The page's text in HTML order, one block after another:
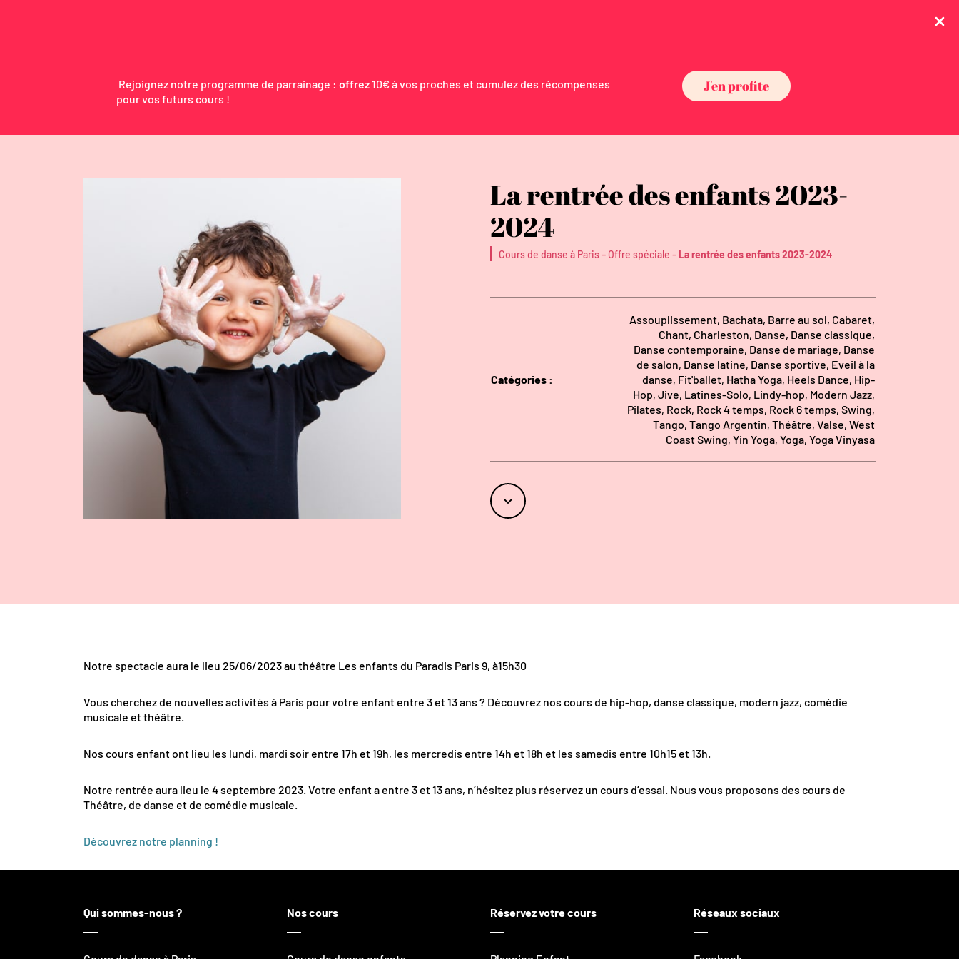
Rejoignez notre programme de parrainage : offrez10€ à vos proches et cumulez des récompenses
pour vos futurs cours !
J'en profite
La rentrée des enfants 2023-
2024
Cours de danse à Paris- Offre spéciale - La rentrée des enfants 2023-2024
Catégories :
Assouplissement, Bachata, Barre au sol, Cabaret,
Chant, Charleston, Danse, Danse classique,
Danse contemporaine, Danse de mariage, Danse
de salon, Danse latine, Danse sportive, Eveil à la
danse, Fit'ballet, Hatha Yoga, Heels Dance, Hip-
Hop, Jive, Latines-Solo, Lindy-hop, Modern Jazz,
Pilates, Rock, Rock 4 temps, Rock 6 temps, Swing,
Tango, Tango Argentin, Théâtre, Valse, West
Coast Swing, Yin Yoga, Yoga, Yoga Vinyasa
Notre spectacle aura le lieu 25/06/2023 au théâtre Les enfants du Paradis Paris 9, à15h30
Vous cherchez de nouvelles activités à Paris pour votre enfant entre 3 et 13 ans ? Découvrez nos cours de hip-hop, danse classique, modern jazz, comédie
musicale et théâtre.
Nos cours enfant ont lieu les lundi, mardi soir entre 17h et 19h, les mercredis entre 14h et 18h et les samedis entre 10h15 et 13h.
Notre rentrée aura lieu le 4 septembre 2023. Votre enfant a entre 3 et 13 ans, n’hésitez plus réservez un cours d’essai. Nous vous proposons des cours de
Théâtre, de danse et de comédie musicale.
Découvrez notre planning !
Qui sommes-nous ? Nos cours Réservez votre cours Réseaux sociaux